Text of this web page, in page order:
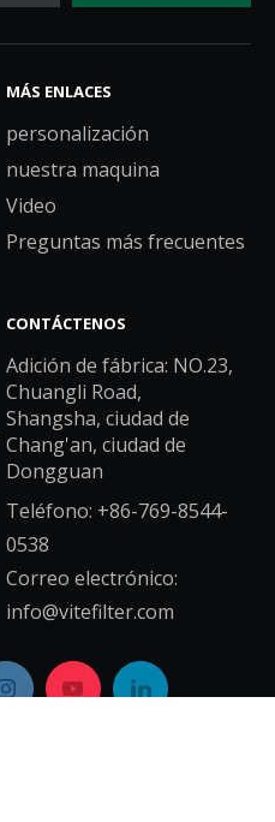
MÁS ENLACES
personalización
nuestra maquina
Video
Preguntas más frecuentes
CONTÁCTENOS
Adición de fábrica: NO.23,
Chuangli Road,
Shangsha, ciudad de
Chang'an, ciudad de
Dongguan
Teléfono: +86-769-8544-
0538
Correo electrónico:
info@vitefilter.com